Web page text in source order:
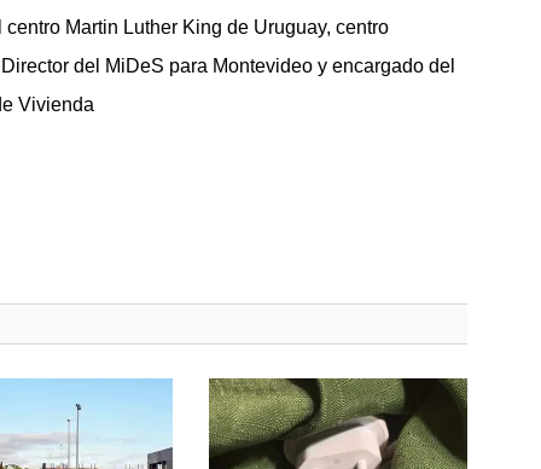
Martin Luther King de Uruguay, centro
del MiDeS para Montevideo y encargado del
Vivienda